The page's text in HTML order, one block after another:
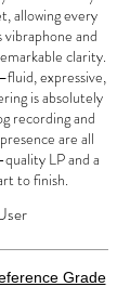
allowing every
vibraphone and
clarity.
expressive,
is absolutely
recording and
are all
LP and a
to finish.
Grade